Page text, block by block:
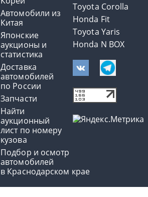
Автомобили из
Китая
Японские
аукционы и
статистика
Доставка
автомобилей
по России
Запчасти
Найти
аукционный
лист по номеру
кузова
Подбор и осмотр
автомобилей
в Краснодарском крае
Toyota Corolla
Honda Fit
Toyota Yaris
Honda N BOX